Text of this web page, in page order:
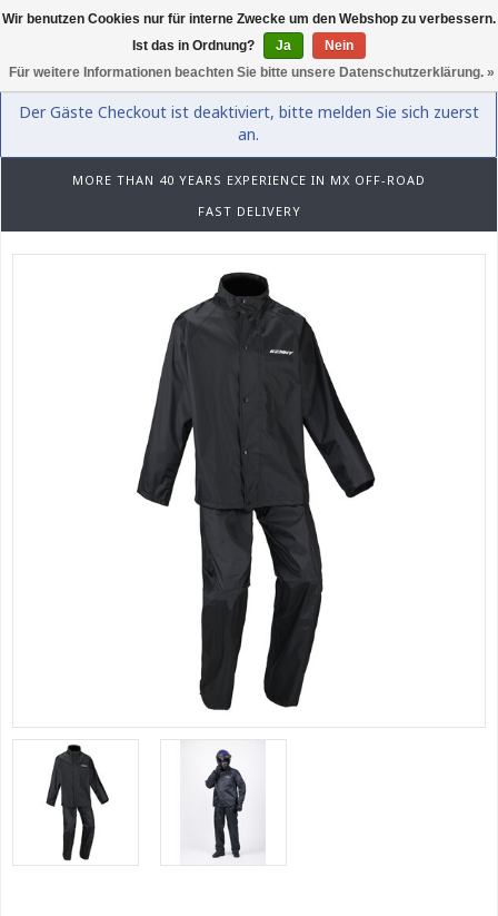
0
Der Gäste Checkout ist deaktiviert, bitte melden Sie sich zuerst
an.
MORE THAN 40 YEARS EXPERIENCE IN MX OFF-ROAD
FAST DELIVERY
Wir benutzen Cookies nur für interne Zwecke um den Webshop zu verbessern.
Ist das in Ordnung?
Ja
Nein
Für weitere Informationen beachten Sie bitte unsere Datenschutzerklärung. »